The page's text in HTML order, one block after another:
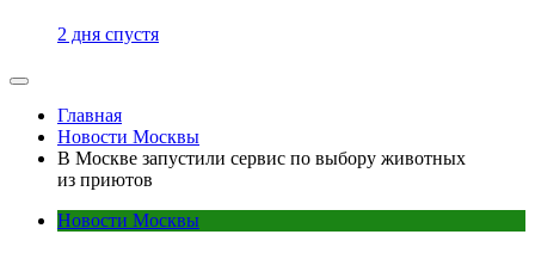
2 дня спустя
Главная
Новости Москвы
В Москве запустили сервис по выбору животных
из приютов
Новости Москвы